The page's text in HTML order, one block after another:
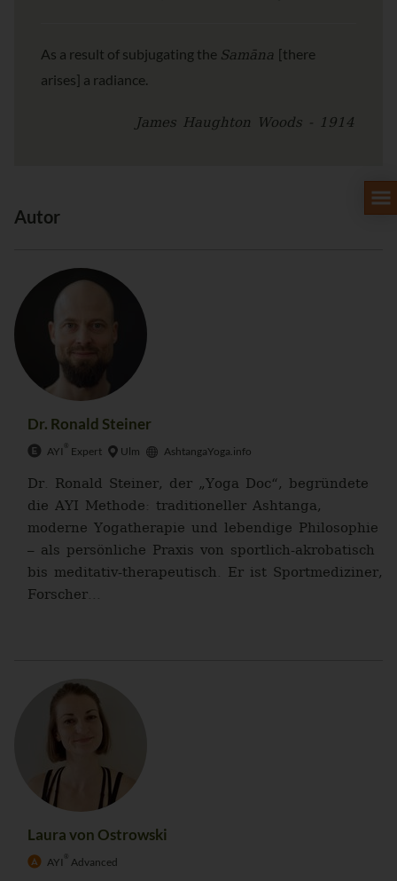
As a result of subjugating the Samāna [there
arises] a radiance.
James Haughton Woods - 1914
Autor
Dr. Ronald Steiner
AYI ® Expert Ulm AshtangaYoga.info
Dr. Ronald Steiner, der „Yoga Doc“, begründete
die AYI Methode: traditioneller Ashtanga,
moderne Yogatherapie und lebendige Philosophie
– als persönliche Praxis von sportlich-akrobatisch
bis meditativ-therapeutisch. Er ist Sportmediziner,
Forscher...
Laura von Ostrowski
AYI ® Advanced